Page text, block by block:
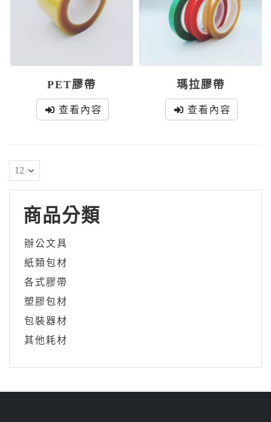
PET膠帶
查看內容
瑪拉膠帶
查看內容
商品分類
辦公文具
紙類包材
各式膠帶
塑膠包材
包裝器材
其他耗材